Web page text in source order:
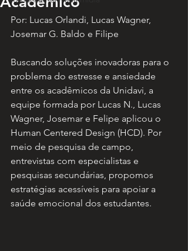
Por: Lucas Orlandi, Lucas Wagner,
Josemar G. Baldo e Filipe
Buscando soluções inovadoras para o
problema do estresse e ansiedade
entre os acadêmicos da Unidavi, a
equipe formada por Lucas N., Lucas
Wagner, Josemar e Felipe aplicou o
Human Centered Design (HCD). Por
meio de pesquisa de campo,
entrevistas com especialistas e
pesquisas secundárias, propomos
estratégias acessíveis para apoiar a
saúde emocional dos estudantes.